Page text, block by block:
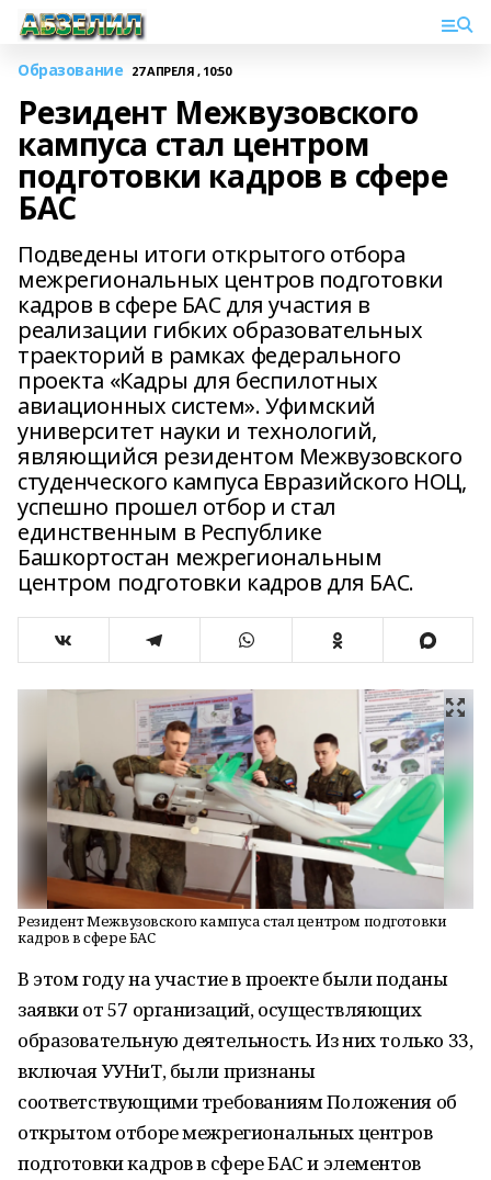
Образование 27 АПРЕЛЯ , 10:50
Резидент Межвузовского
кампуса стал центром
подготовки кадров в сфере
БАС
Подведены итоги открытого отбора
межрегиональных центров подготовки
кадров в сфере БАС для участия в
реализации гибких образовательных
траекторий в рамках федерального
проекта «Кадры для беспилотных
авиационных систем». Уфимский
университет науки и технологий,
являющийся резидентом Межвузовского
студенческого кампуса Евразийского НОЦ,
успешно прошел отбор и стал
единственным в Республике
Башкортостан межрегиональным
центром подготовки кадров для БАС.
Резидент Межвузовского кампуса стал центром подготовки
кадров в сфере БАС
В этом году на участие в проекте были поданы
заявки от 57 организаций, осуществляющих
образовательную деятельность. Из них только 33,
включая УУНиТ, были признаны
соответствующими требованиям Положения об
открытом отборе межрегиональных центров
подготовки кадров в сфере БАС и элементов